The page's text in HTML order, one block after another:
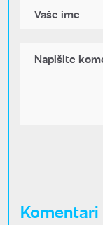
Komentari